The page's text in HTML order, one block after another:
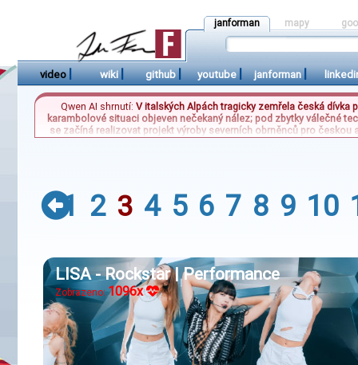
janforman mapy
video | wiki | github | youtube | janforman |
Qwen AI shrnutí:V italských Alpách tragicky zemřela česká dívka
karambolové situaci objeven nečekaný nález; pod zbytky válečné
se začíná realizovat projekt výroby severních obrněnců pro
1 2 3 4 5 6 7 8 9 10
LISA - Rockstar | Performance
Zobrazeno:1096x